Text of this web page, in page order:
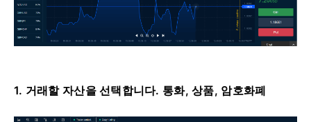
1. 거래할 자산을 선택합니다. 통화, 상품, 암호화폐